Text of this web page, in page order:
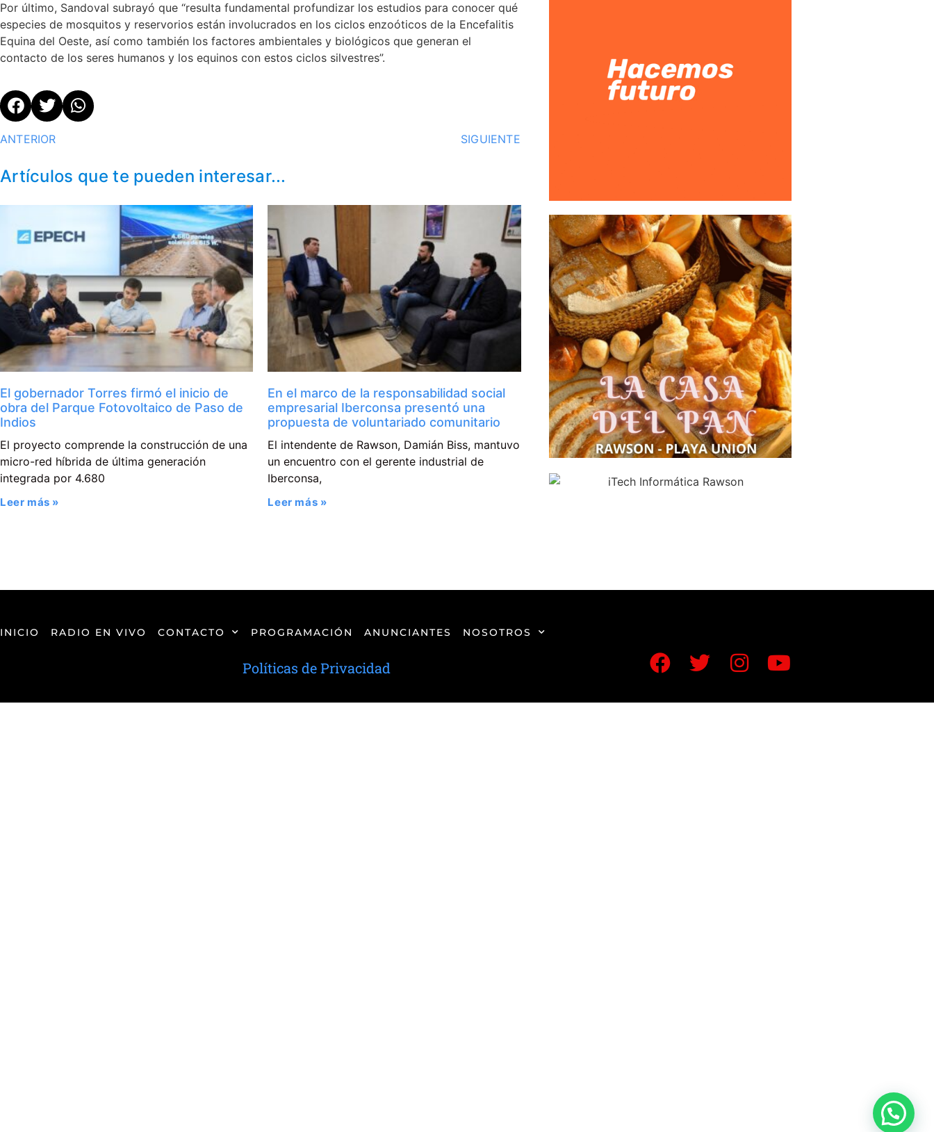
Por último, Sandoval subrayó que “resulta fundamental profundizar los estudios para conocer qué
especies de mosquitos y reservorios están involucrados en los ciclos enzoóticos de la Encefalitis
Equina del Oeste, así como también los factores ambientales y biológicos que generan el
contacto de los seres humanos y los equinos con estos ciclos silvestres”.
ANTERIOR SIGUIENTE
Artículos que te pueden interesar...
El gobernador Torres firmó el inicio de
obra del Parque Fotovoltaico de Paso de
Indios
El proyecto comprende la construcción de una
micro-red híbrida de última generación
integrada por 4.680
Leer más »
En el marco de la responsabilidad social
empresarial Iberconsa presentó una
propuesta de voluntariado comunitario
El intendente de Rawson, Damián Biss, mantuvo
un encuentro con el gerente industrial de
Iberconsa,
Leer más »
INICIO RADIO EN VIVO CONTACTO PROGRAMACIÓN ANUNCIANTES NOSOTROS
Políticas de Privacidad